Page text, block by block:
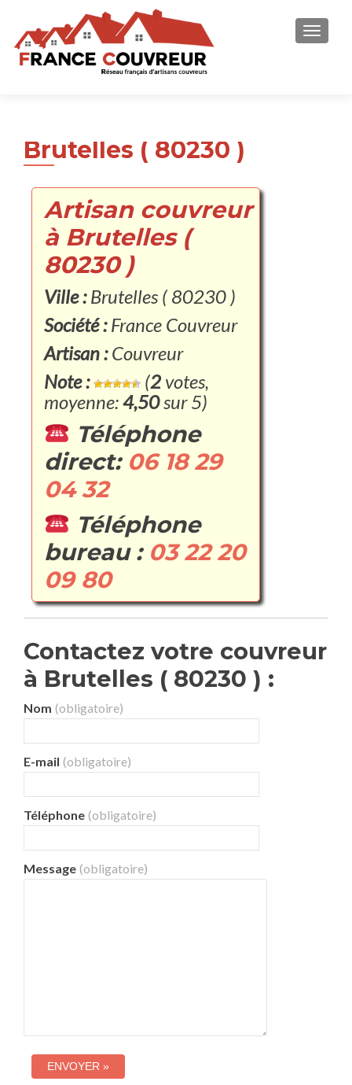
Brutelles ( 80230 )
Artisan couvreur
à Brutelles (
80230 )
Ville :Brutelles ( 80230 )
Société :France Couvreur
Artisan :Couvreur
Note :
(2votes,
moyenne:4,50sur 5)
Téléphone
direct: 06 18 29
04 32
Téléphone
bureau : 03 22 20
09 80
Contactez votre couvreur
à Brutelles ( 80230 ) :
Nom (obligatoire)
E-mail (obligatoire)
Téléphone (obligatoire)
Message (obligatoire)